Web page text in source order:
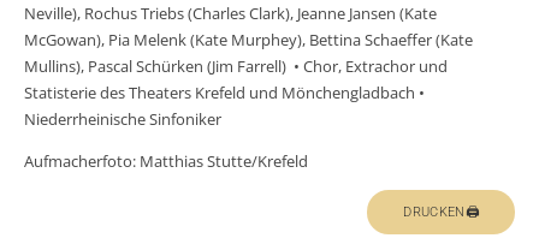
Neville), Rochus Triebs (Charles Clark), Jeanne Jansen (Kate
McGowan), Pia Melenk (Kate Murphey), Bettina Schaeffer (Kate
Mullins), Pascal Schürken (Jim Farrell) • Chor, Extrachor und
Statisterie des Theaters Krefeld und Mönchengladbach •
Niederrheinische Sinfoniker
Aufmacherfoto: Matthias Stutte/Krefeld
DRUCKEN🖨